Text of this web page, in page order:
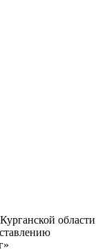
области